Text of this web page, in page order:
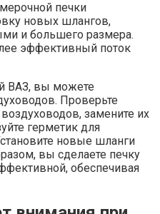
печки
новых шлангов,
и большего размера.
эффективный поток
ВАЗ, вы можете
Проверьте
замените их
герметик для
новые шланги
вы сделаете печку
обеспечивая